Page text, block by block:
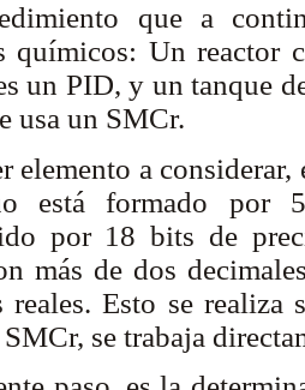
que a
químicos: Un reactor
un PID, y un tanque
usa un SMCr.
elemento a
está formado por
por 18 bits de
más de dos
reales. Esto se
se trabaja